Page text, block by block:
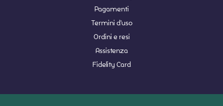
Pagamenti
Termini d'uso
Ordini e resi
Assistenza
Fidelity Card